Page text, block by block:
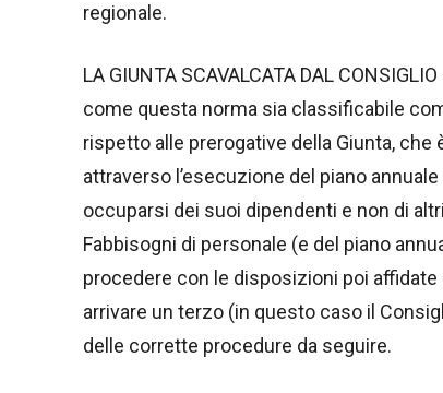
regionale.
LA GIUNTA SCAVALCATA DAL
come questa norma sia classificabile
rispetto alle prerogative della Giunta,
attraverso l’esecuzione del piano
occuparsi dei suoi dipendenti e non di
Fabbisogni di personale (e del piano
procedere con le disposizioni poi
arrivare un terzo (in questo caso il
delle corrette procedure da seguire.